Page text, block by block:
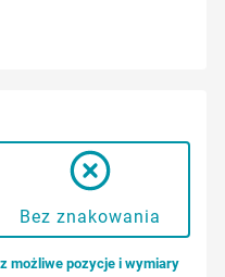
Bez znakowania
możliwe pozycje i wymiary